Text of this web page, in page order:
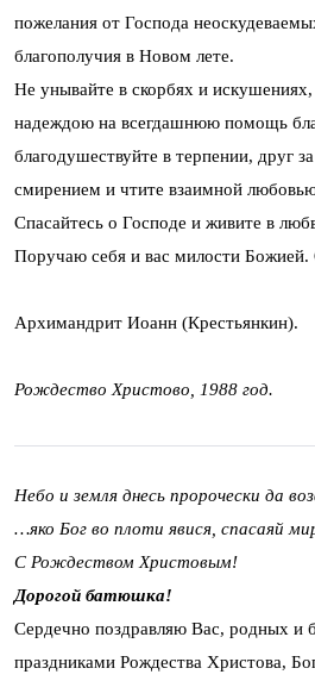
пожелания от Господа
благополучия в Новом лете.
Не унывайте в скорбях и
надеждою на всегдашнюю помощь
благодушествуйте в терпении, друг
смирением и чтите взаимной
Спасайтесь о Господе и живите в
Поручаю себя и вас милости
Архимандрит Иоанн (Крестьянкин).
Рождество Христово, 1988 год.
Небо и земля днесь пророчески да
…яко Бог во плоти явися, спасаяй
С Рождеством Христовым!
Дорогой батюшка!
Сердечно поздравляю Вас, родных и
праздниками Рождества Христова,